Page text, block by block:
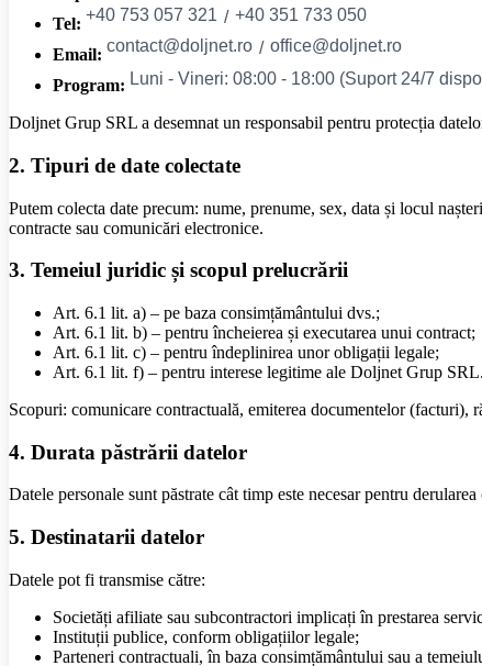
Tel:
Email:
Program:
Doljnet Grup SRL a desemnat un responsabil pentru protecția
2. Tipuri de date colectate
Putem colecta date precum: nume, prenume, sex, data și locul
contracte sau comunicări electronice.
3. Temeiul juridic și scopul prelucrării
Art. 6.1 lit. a) – pe baza consimțământului dvs.;
Art. 6.1 lit. b) – pentru încheierea și executarea unui contract;
Art. 6.1 lit. c) – pentru îndeplinirea unor obligații legale;
Art. 6.1 lit. f) – pentru interese legitime ale Doljnet Grup SRL.
Scopuri: comunicare contractuală, emiterea documentelor
4. Durata păstrării datelor
Datele personale sunt păstrate cât timp este necesar pentru
5. Destinatarii datelor
Datele pot fi transmise către:
Societăți afiliate sau subcontractori implicați în prestarea
Instituții publice, conform obligațiilor legale;
Parteneri contractuali, în baza consimțământului sau a